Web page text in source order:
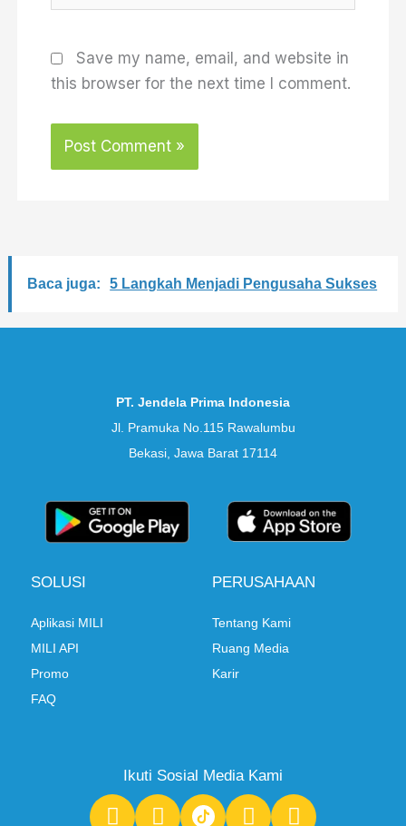
Save my name, email, and website in
this browser for the next time I comment.
Baca juga: 5 Langkah Menjadi Pengusaha Sukses
PT. Jendela Prima Indonesia
Jl. Pramuka No.115 Rawalumbu
Bekasi, Jawa Barat 17114
SOLUSI
Aplikasi MILI
MILI API
Promo
FAQ
PERUSAHAAN
Tentang Kami
Ruang Media
Karir
Ikuti Sosial Media Kami
F
I
Y
L